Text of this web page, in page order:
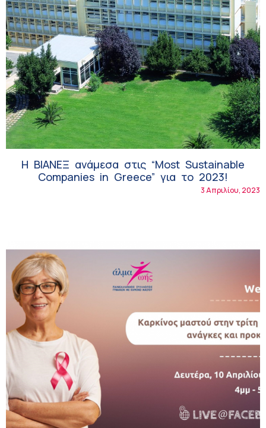
Η ΒΙΑΝΕΞ ανάμεσα στις “Most Sustainable
Companies in Greece” για το 2023!
3 Απριλίου, 2023